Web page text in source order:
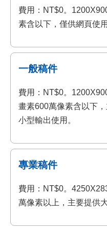
費用：NT$0。
素含以下，僅供網頁使用
一般稿件
費用：NT$0。
畫素600萬像素含以下
小型輸出使用。
專業稿件
費用：NT$0。
萬像素以上，主要提供